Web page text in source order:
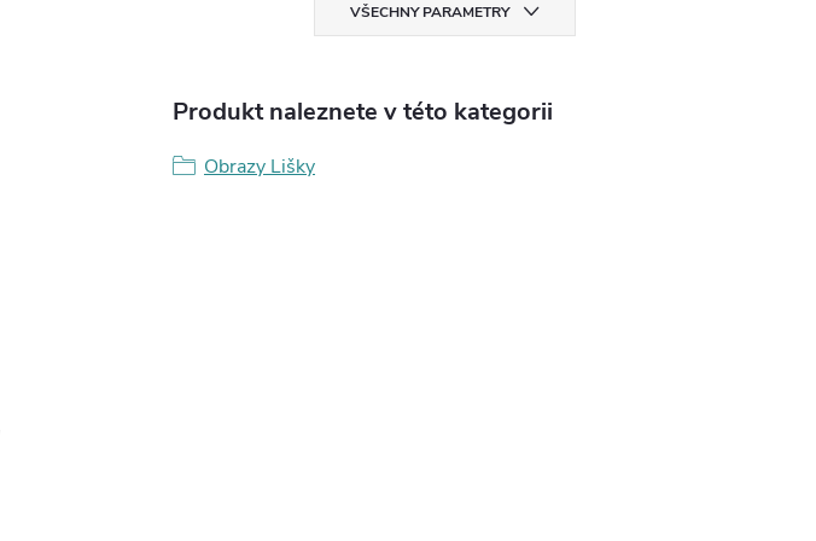
VŠECHNY PARAMETRY
Produkt naleznete v této kategorii
Obrazy Lišky